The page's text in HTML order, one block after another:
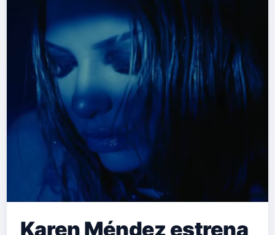
Karen Méndez estrena